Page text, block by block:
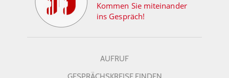
Kommen Sie miteinander
ins Gespräch!
AUFRUF